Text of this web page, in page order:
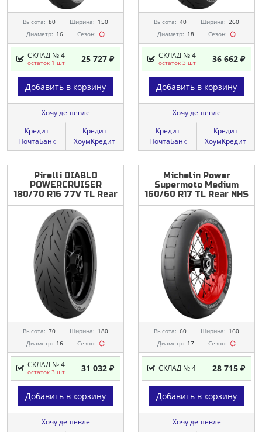
Высота: 80 Ширина: 150
Диаметр: 16 Сезон:
СКЛАД № 4
остаток 1 шт 25 727 ₽
Добавить в корзину
Хочу дешевле
Кредит
ПочтаБанк
Кредит
ХоумКредит
Высота: 40 Ширина: 260
Диаметр: 18 Сезон:
СКЛАД № 4
остаток 3 шт 36 662 ₽
Добавить в корзину
Хочу дешевле
Кредит
ПочтаБанк
Кредит
ХоумКредит
Pirelli DIABLO
POWERCRUISER
180/70 R16 77V TL Rear
Высота: 70 Ширина: 180
Диаметр: 16 Сезон:
СКЛАД № 4
остаток 3 шт 31 032 ₽
Добавить в корзину
Хочу дешевле
Michelin Power
Supermoto Medium
160/60 R17 TL Rear NHS
Высота: 60 Ширина: 160
Диаметр: 17 Сезон:
СКЛАД № 4 28 715 ₽
Добавить в корзину
Хочу дешевле